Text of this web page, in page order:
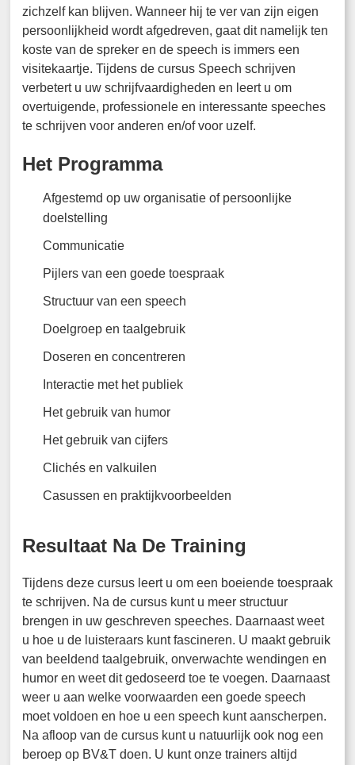
zichzelf kan blijven. Wanneer hij te ver van zijn eigen
persoonlijkheid wordt afgedreven, gaat dit namelijk ten
koste van de spreker en de speech is immers een
visitekaartje. Tijdens de cursus Speech schrijven
verbetert u uw schrijfvaardigheden en leert u om
overtuigende, professionele en interessante speeches
te schrijven voor anderen en/of voor uzelf.
Het Programma
Afgestemd op uw organisatie of persoonlijke
doelstelling
Communicatie
Pijlers van een goede toespraak
Structuur van een speech
Doelgroep en taalgebruik
Doseren en concentreren
Interactie met het publiek
Het gebruik van humor
Het gebruik van cijfers
Clichés en valkuilen
Casussen en praktijkvoorbeelden
Resultaat Na De Training
Tijdens deze cursus leert u om een boeiende toespraak
te schrijven. Na de cursus kunt u meer structuur
brengen in uw geschreven speeches. Daarnaast weet
u hoe u de luisteraars kunt fascineren. U maakt gebruik
van beeldend taalgebruik, onverwachte wendingen en
humor en weet dit gedoseerd toe te voegen. Daarnaast
weer u aan welke voorwaarden een goede speech
moet voldoen en hoe u een speech kunt aanscherpen.
Na afloop van de cursus kunt u natuurlijk ook nog een
beroep op BV&T doen. U kunt onze trainers altijd